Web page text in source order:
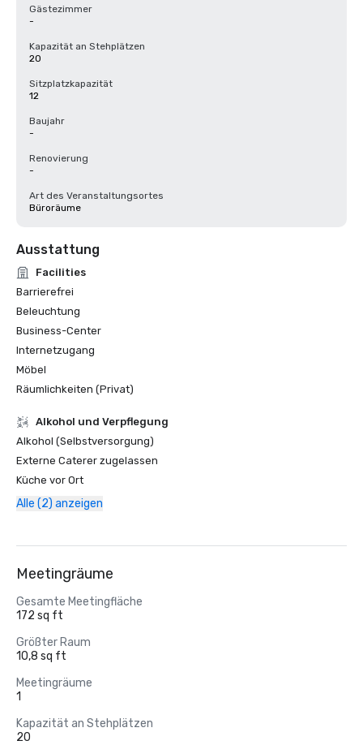
Gästezimmer
-
Kapazität an Stehplätzen
20
Sitzplatzkapazität
12
Baujahr
-
Renovierung
-
Art des Veranstaltungsortes
Büroräume
Ausstattung
Facilities
Barrierefrei
Beleuchtung
Business-Center
Internetzugang
Möbel
Räumlichkeiten (Privat)
‪Alkohol‬ und Verpflegung
Alkohol (Selbstversorgung)
Externe Caterer zugelassen
Küche vor Ort
Alle (2) anzeigen
Meetingräume
Gesamte Meetingfläche
172 sq ft
Größter Raum
10,8 sq ft
Meetingräume
1
Kapazität an Stehplätzen
20